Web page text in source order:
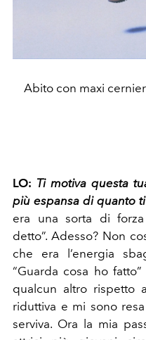
Abito con maxi
LO: Ti motiva questa
più espansa di quanto
era una sorta di forza
detto”. Adesso? Non
che era l’energia
“Guarda cosa ho
qualcun altro rispetto
riduttiva e mi sono
serviva. Ora la mia